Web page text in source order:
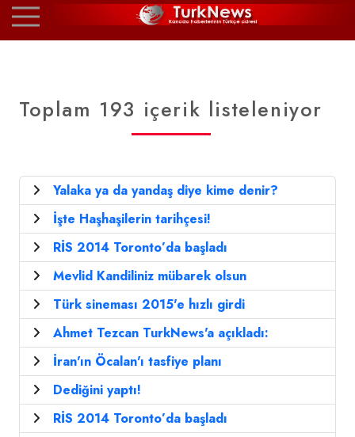
Toplam 193 içerik listeleniyor
Yalaka ya da yandaş diye kime denir?
İşte Haşhaşilerin tarihçesi!
RİS 2014 Toronto’da başladı
Mevlid Kandiliniz mübarek olsun
Türk sineması 2015'e hızlı girdi
Ahmet Tezcan TurkNews'a açıkladı:
İran'ın Öcalan'ı tasfiye planı
Dediğini yaptı!
RİS 2014 Toronto’da başladı